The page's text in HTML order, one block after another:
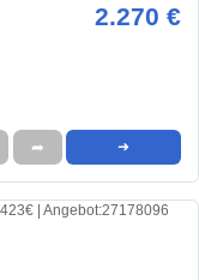
2.270 €
➦ ➜